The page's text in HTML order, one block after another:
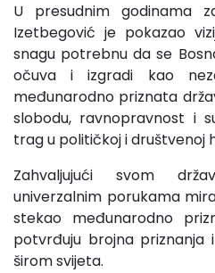
U presudnim godinama
Izetbegović je pokazao
snagu potrebnu da se
očuva i izgradi kao
međunarodno priznata
slobodu, ravnopravnost i
trag u političkoj i društvenoj
Zahvaljujući svom
univerzalnim porukama
stekao međunarodno
potvrđuju brojna
širom svijeta.